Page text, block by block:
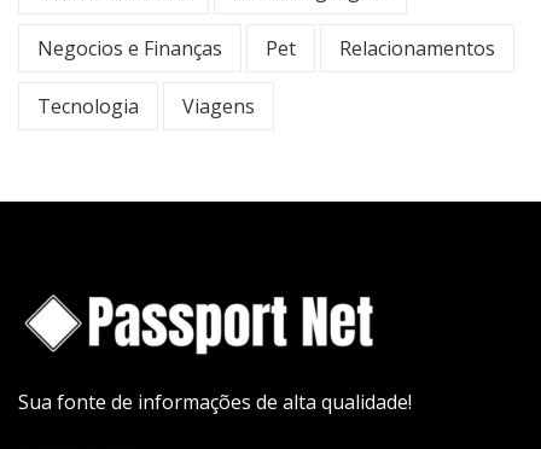
Negocios e Finanças Pet Relacionamentos
Tecnologia Viagens
Sua fonte de informações de alta qualidade!